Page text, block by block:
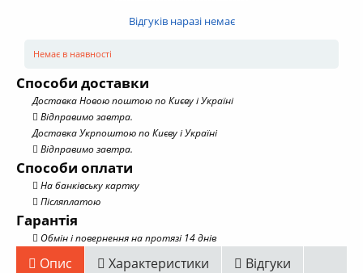
Відгуків наразі немає
Немає в наявності
Способи доставки
Доставка Новою поштою по Києву і Україні
Відправимо завтра.
Доставка Укрпоштою по Києву і Україні
Відправимо завтра.
Способи оплати
На банківську картку
Післяплатою
Гарантія
Обмін і повернення на протязі 14 днів
Опис Характеристики
Відгуки